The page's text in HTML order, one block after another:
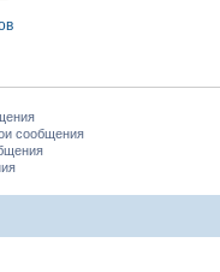
сообщения